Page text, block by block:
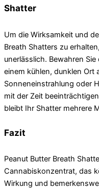
Shatter
Um die Wirksamkeit und
Breath Shatters zu
unerlässlich. Bewahren
einem kühlen, dunklen Ort
Sonneneinstrahlung oder
mit der Zeit
bleibt Ihr Shatter mehrere
Fazit
Peanut Butter Breath
Cannabiskonzentrat, das
Wirkung und